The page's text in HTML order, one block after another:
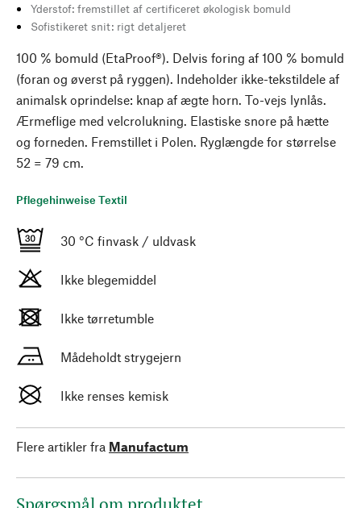
Yderstof: fremstillet af certificeret økologisk bomuld
Sofistikeret snit: rigt detaljeret
100 % bomuld (EtaProof®). Delvis foring af 100 % bomuld
(foran og øverst på ryggen). Indeholder ikke-tekstildele af
animalsk oprindelse: knap af ægte horn. To-vejs lynlås.
Ærmeflige med velcrolukning. Elastiske snore på hætte
og forneden. Fremstillet i Polen. Ryglængde for størrelse
52 = 79 cm.
Pflegehinweise Textil
30 °C finvask / uldvask
Ikke blegemiddel
Ikke tørretumble
Mådeholdt strygejern
Ikke renses kemisk
Flere artikler fra Manufactum